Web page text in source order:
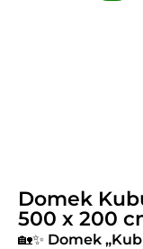
Domek
500 x 200
🏡✨ Domek